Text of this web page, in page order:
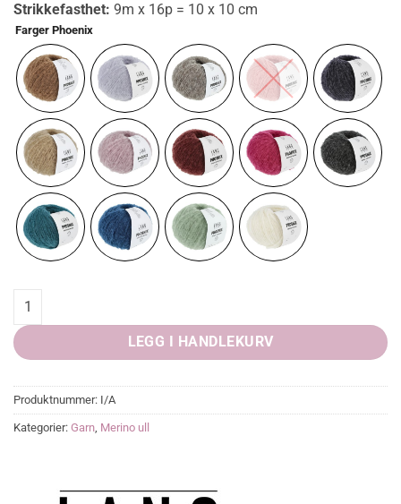
Strikkefasthet: 9m x 16p = 10 x 10 cm
Farger Phoenix
Phoenix, Lang Yarn quantity
LEGG I HANDLEKURV
Produktnummer: I/A
Kategorier: Garn Merino ull